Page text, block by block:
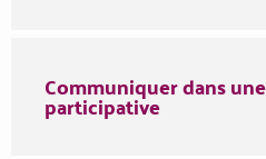
Communiquer dans
participative